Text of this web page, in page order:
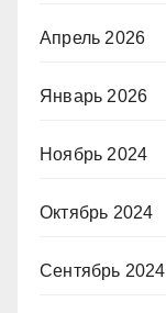
Апрель 2026
Январь 2026
Ноябрь 2024
Октябрь 2024
Сентябрь 2024